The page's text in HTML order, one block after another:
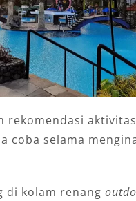
rekomendasi
coba selama
di kolam renang